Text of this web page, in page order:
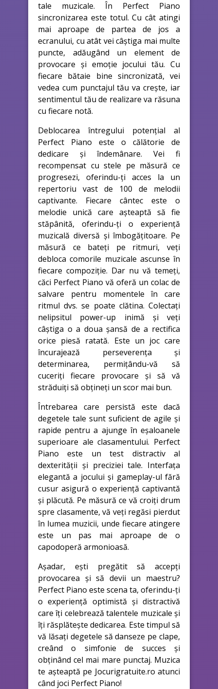
tale muzicale. În Perfect Piano
sincronizarea este totul. Cu cât atingi
mai aproape de partea de jos a
ecranului, cu atât vei câștiga mai multe
puncte, adăugând un element de
provocare și emoție jocului tău. Cu
fiecare bătaie bine sincronizată, vei
vedea cum punctajul tău va crește, iar
sentimentul tău de realizare va răsuna
cu fiecare notă.
Deblocarea întregului potențial al
Perfect Piano este o călătorie de
dedicare și îndemânare. Vei fi
recompensat cu stele pe măsură ce
progresezi, oferindu-ți acces la un
repertoriu vast de 100 de melodii
captivante. Fiecare cântec este o
melodie unică care așteaptă să fie
stăpânită, oferindu-ți o experiență
muzicală diversă și îmbogățitoare. Pe
măsură ce bateți pe ritmuri, veți
debloca comorile muzicale ascunse în
fiecare compoziție. Dar nu vă temeți,
căci Perfect Piano vă oferă un colac de
salvare pentru momentele în care
ritmul dvs. se poate clătina. Colectați
nelipsitul power-up inimă și veți
câștiga o a doua șansă de a rectifica
orice piesă ratată. Este un joc care
încurajează perseverența și
determinarea, permițându-vă să
cuceriți fiecare provocare și să vă
străduiți să obțineți un scor mai bun.
Întrebarea care persistă este dacă
degetele tale sunt suficient de agile și
rapide pentru a ajunge în eșaloanele
superioare ale clasamentului. Perfect
Piano este un test distractiv al
dexterității și preciziei tale. Interfața
elegantă a jocului și gameplay-ul fără
cusur asigură o experiență captivantă
și plăcută. Pe măsură ce vă croiți drum
spre clasamente, vă veți regăsi pierdut
în lumea muzicii, unde fiecare atingere
este un pas mai aproape de o
capodoperă armonioasă.
Așadar, ești pregătit să accepți
provocarea și să devii un maestru?
Perfect Piano este scena ta, oferindu-ți
o experiență optimistă și distractivă
care îți celebrează talentele muzicale și
îți răsplătește dedicarea. Este timpul să
vă lăsați degetele să danseze pe clape,
creând o simfonie de succes și
obținând cel mai mare punctaj. Muzica
te așteaptă pe Jocurigratuite.ro atunci
când joci Perfect Piano!